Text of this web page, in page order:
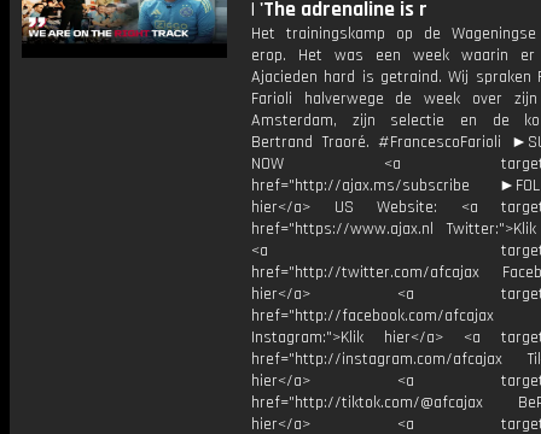
| 'The adrenaline is r
Het trainingskamp op de
erop. Het was een week waarin
Ajacieden hard is getraind. Wij spraken
Farioli halverwege de week over
Amsterdam, zijn selectie en de
Bertrand Traoré. #FrancescoFarioli
NOW <a
href="http://ajax.ms/subscribe
hier</a> US Website: <a
href="https://www.ajax.nl
<a
href="http://twitter.com/afcajax
hier</a> <a
href="http://facebook.com/afcajax
Instagram:">Klik hier</a> <a
href="http://instagram.com/afcajax
hier</a> <a
href="http://tiktok.com/@afcajax
hier</a> <a